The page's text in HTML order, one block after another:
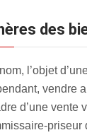
des
l’objet
vendre
d’une